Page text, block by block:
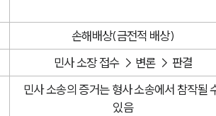
손해배상(금전적 배상)
민사 소장 접수 → 변론 → 판결
민사 소송의 증거는 형사 소송에서 참작될
있음